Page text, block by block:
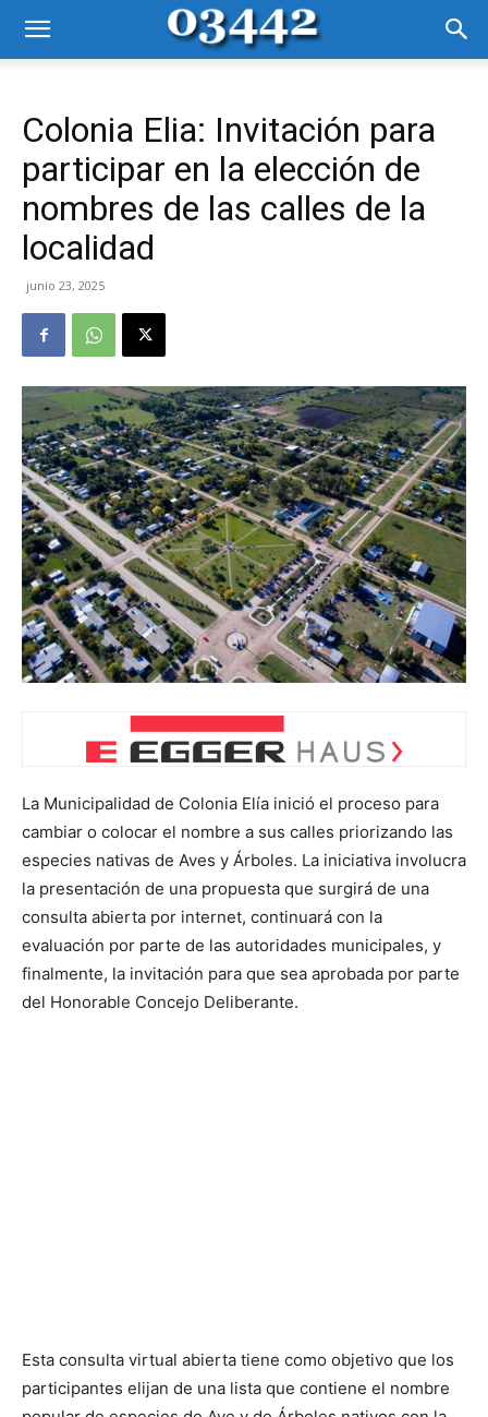
Colonia Elia: Invitación para
participar en la elección de
nombres de las calles de la
localidad
junio 23, 2025
La Municipalidad de Colonia Elía inició el proceso para
cambiar o colocar el nombre a sus calles priorizando las
especies nativas de Aves y Árboles. La iniciativa involucra
la presentación de una propuesta que surgirá de una
consulta abierta por internet, continuará con la
evaluación por parte de las autoridades municipales, y
finalmente, la invitación para que sea aprobada por parte
del Honorable Concejo Deliberante.
Esta consulta virtual abierta tiene como objetivo que los
participantes elijan de una lista que contiene el nombre